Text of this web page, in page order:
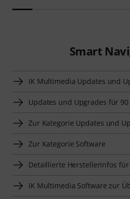
Smart
IK Multimedia Updates und
Updates und Upgrades für 90
Zur Kategorie Updates und
Zur Kategorie Software
Detaillierte Herstellerinfos
IK Multimedia Software zur